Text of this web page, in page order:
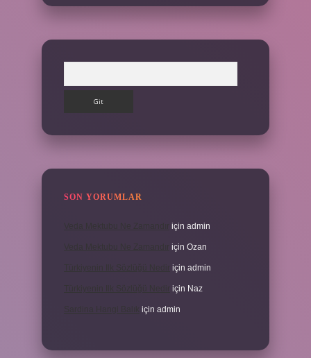
SON YORUMLAR
için admin
için Ozan
için admin
için Naz
için admin